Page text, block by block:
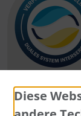
Diese